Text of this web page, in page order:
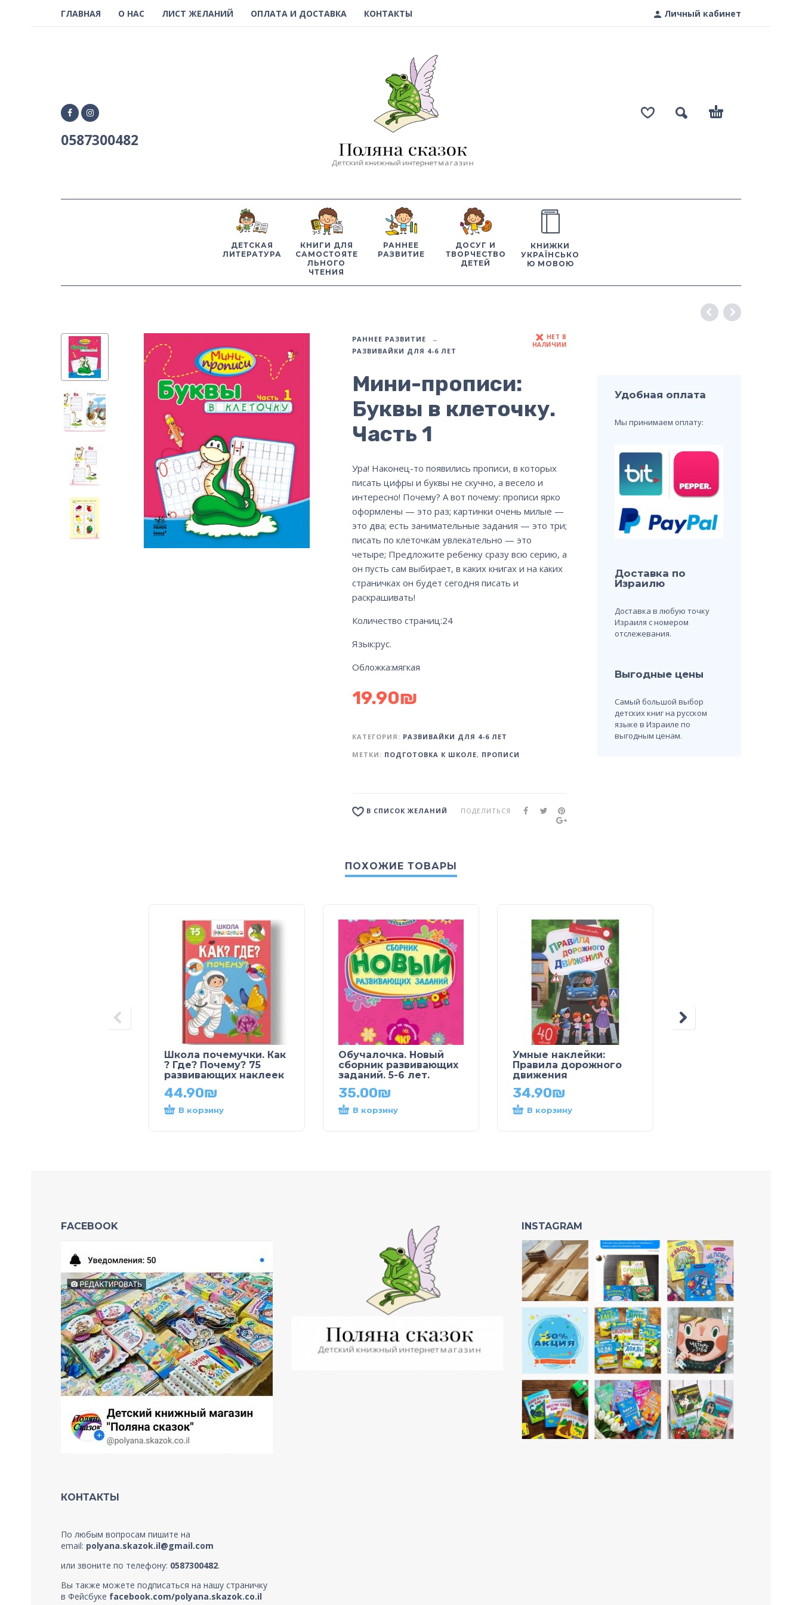
Личный кабинет
ГЛАВНАЯ О НАС ЛИСТ ЖЕЛАНИЙ ОПЛАТА И ДОСТАВКА КОНТАКТЫ
0587300482
ДЕТСКАЯ
ЛИТЕРАТУРА
КНИГИ ДЛЯ
САМОСТОЯТЕ
ЛЬНОГО
ЧТЕНИЯ
РАННЕЕ
РАЗВИТИЕ
ДОСУГ И
ТВОРЧЕСТВО
ДЕТЕЙ
КНИЖКИ
УКРАЇНСЬКО
Ю МОВОЮ
РАННЕЕ РАЗВИТИЕ
РАЗВИВАЙКИ ДЛЯ 4-6 ЛЕТ
НЕТ В
НАЛИЧИИ
Мини-прописи:
Буквы в клеточку.
Часть 1
Ура! Наконец-то появились прописи, в которых
писать цифры и буквы не скучно, а весело и
интересно! Почему? А вот почему: прописи ярко
оформлены — это раз; картинки очень милые —
это два; есть занимательные задания — это три;
писать по клеточкам увлекательно — это
четыре; Предложите ребенку сразу всю серию, а
он пусть сам выбирает, в каких книгах и на каких
страничках он будет сегодня писать и
раскрашивать!
Количество страниц:24
Язык:рус.
Обложка:мягкая
19.90₪
КАТЕГОРИЯ: РАЗВИВАЙКИ ДЛЯ 4-6 ЛЕТ
МЕТКИ: ПОДГОТОВКА К ШКОЛЕ, ПРОПИСИ
В СПИСОК ЖЕЛАНИЙ ПОДЕЛИТЬСЯ
Удобная оплата
Мы принимаем оплату:
Доставка по
Израилю
Доставка в любую точку
Израиля с номером
отслежевания.
Выгодные цены
Самый большой выбор
детских книг на русском
языке в Израиле по
выгодным ценам.
ПОХОЖИЕ ТОВАРЫ
Школа почемучки. Как
? Где? Почему? 75
развивающих наклеек
44.90₪
В корзину
Обучалочка. Новый
сборник развивающих
заданий. 5-6 лет.
35.00₪
В корзину
Умные наклейки:
Правила дорожного
движения
34.90₪
В корзину
FACEBOOK INSTAGRAM
КОНТАКТЫ
По любым вопросам пишите на
email: polyana.skazok.il@gmail.com
или звоните по телефону: 0587300482.
Вы также можете подписаться на нашу страничку
в Фейсбуке facebook.com/polyana.skazok.co.il